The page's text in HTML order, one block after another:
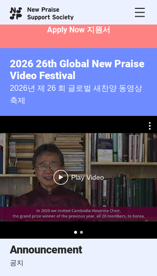
Apply Now 지원서
2026 26th Global New Praise
Video Festival
2026년 제 26 회 글로벌 새찬양 동영상
축제
Play Video
Announcement
공지